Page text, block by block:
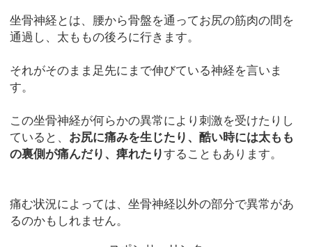
坐骨神経とは、腰から骨盤を通ってお尻の筋肉の間を
通過し、太ももの後ろに行きます。
それがそのまま足先にまで伸びている神経を言いま
す。
この坐骨神経が何らかの異常により刺激を受けたりし
ていると、 お尻に痛みを生じたり、酷い時には太もも
の裏側が痛んだり、痺れたりすることもあります。
痛む状況によっては、坐骨神経以外の部分で異常があ
るのかもしれません。